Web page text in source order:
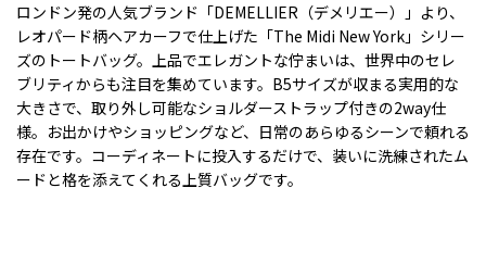
ロンドン発の人気ブランド「DEMELLIER（デメリエー）」より、
レオパード柄ヘアカーフで仕上げた「The Midi New York」シリー
ズのトートバッグ。上品でエレガントな佇まいは、世界中のセレ
ブリティからも注目を集めています。B5サイズが収まる実用的な
大きさで、取り外し可能なショルダーストラップ付きの2way仕
様。お出かけやショッピングなど、日常のあらゆるシーンで頼れる
存在です。コーディネートに投入するだけで、装いに洗練されたム
ードと格を添えてくれる上質バッグです。